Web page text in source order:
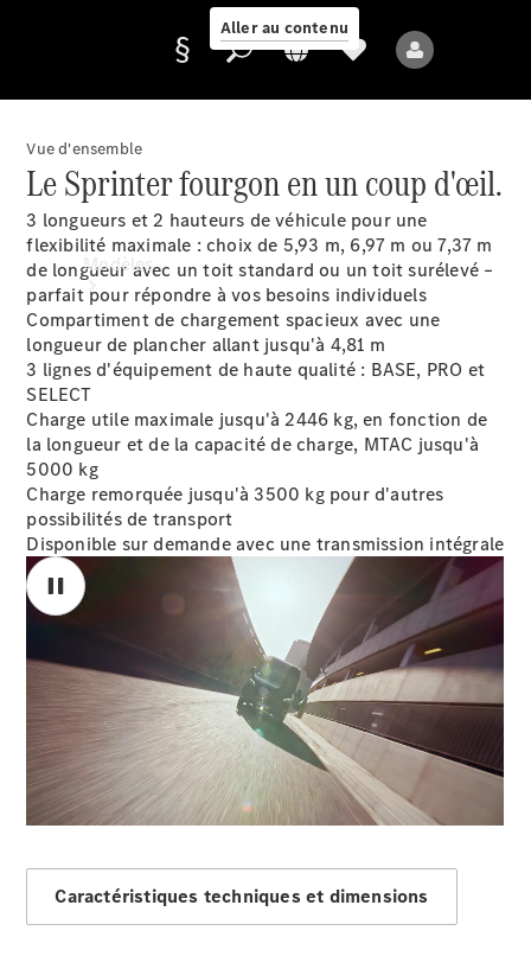
Aller au contenu
Fournisseur /
Protection des
données
Modèles
Tous les modèles
Nouveaux modèles
Modèles électriques
Tous les
Sprinter
Sprinter
Tourer
Sprinter
Vue d'ensemble
Le Sprinter fourgon en un coup d'œil.
3 longueurs et 2 hauteurs de véhicule pour une
flexibilité maximale : choix de 5,93 m, 6,97 m ou 7,37 m
de longueur avec un toit standard ou un toit surélevé –
parfait pour répondre à vos besoins individuels
Compartiment de chargement spacieux avec une
longueur de plancher allant jusqu'à 4,81 m
3 lignes d'équipement de haute qualité : BASE, PRO et
SELECT
Charge utile maximale jusqu'à 2446 kg, en fonction de
la longueur et de la capacité de charge, MTAC jusqu'à
5000 kg
Charge remorquée jusqu'à 3500 kgpour d'autres
possibilités de transport
Disponible sur demande avec une transmission intégrale
00:00 / 00:00
Caractéristiques techniques et dimensions